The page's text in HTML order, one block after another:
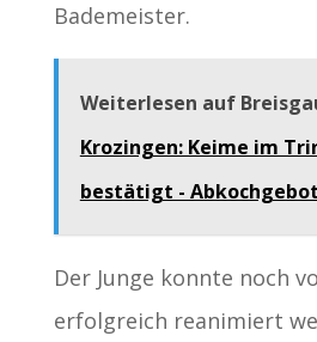
Bademeister.
Weiterlesen auf
Krozingen: Keime im
bestätigt -
Der Junge konnte noch
erfolgreich reanimiert